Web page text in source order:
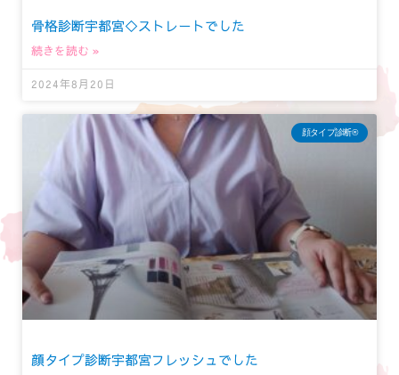
骨格診断宇都宮◇ストレートでした
続きを読む »
2024年8月20日
顔タイプ診断®︎
顔タイプ診断宇都宮フレッシュでした